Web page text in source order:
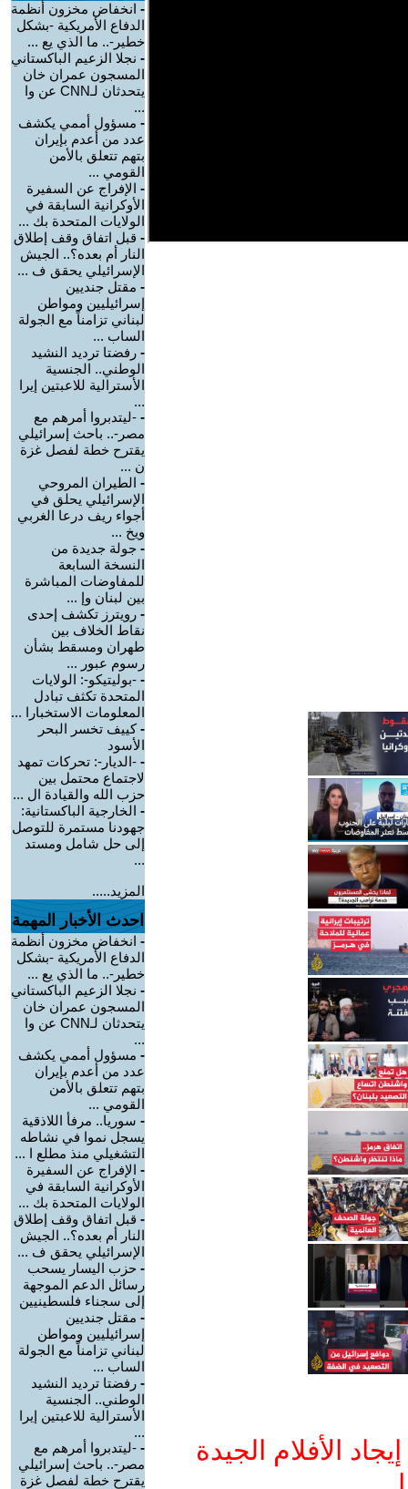
الأفلام الجيدة
- انخفاض مخزون أنظمة
الدفاع الأمريكية -بشكل
خطير-.. ما الذي يع ...
- نجلا الزعيم الباكستاني
المسجون عمران خان
يتحدثان لـCNN عن وا
...
- مسؤول أممي يكشف
عدد من أعدم بإيران
بتهم تتعلق بالأمن
القومي ...
- الإفراج عن السفيرة
الأوكرانية السابقة في
الولايات المتحدة بك ...
- قبل اتفاق وقف إطلاق
النار أم بعده؟.. الجيش
الإسرائيلي يحقق ف ...
- مقتل جنديين
إسرائيليين ومواطن
لبناني تزامناً مع الجولة
الساب ...
- رفضتا ترديد النشيد
الوطني.. الجنسية
الأسترالية للاعبتين إيرا
...
- -ليتدبروا أمرهم مع
مصر-.. باحث إسرائيلي
يقترح خطة لفصل غزة
ن ...
- الطيران المروحي
الإسرائيلي يحلق في
أجواء ريف درعا الغربي
ويخ ...
- جولة جديدة من
النسخة السابعة
للمفاوضات المباشرة
بين لبنان وإ ...
- رويترز تكشف إحدى
نقاط الخلاف بين
طهران ومسقط بشأن
رسوم عبور ...
- -بوليتيكو-: الولايات
المتحدة تكثف تبادل
المعلومات الاستخبارا ...
-كييف تخسر البحر
الأسود
- -الديار-: تحركات تمهد
لاجتماع محتمل بين
حزب الله والقيادة ال ...
- الخارجية الباكستانية:
جهودنا مستمرة للتوصل
إلى حل شامل ومستد
...
المزيد.....
احدث الأخبار المهمة
- انخفاض مخزون أنظمة
الدفاع الأمريكية -بشكل
خطير-.. ما الذي يع ...
- نجلا الزعيم الباكستاني
المسجون عمران خان
يتحدثان لـCNN عن وا
...
- مسؤول أممي يكشف
عدد من أعدم بإيران
بتهم تتعلق بالأمن
القومي ...
- سوريا.. مرفأ اللاذقية
يسجل نموا في نشاطه
التشغيلي منذ مطلع ا ...
- الإفراج عن السفيرة
الأوكرانية السابقة في
الولايات المتحدة بك ...
- قبل اتفاق وقف إطلاق
النار أم بعده؟.. الجيش
الإسرائيلي يحقق ف ...
- حزب اليسار يسحب
رسائل الدعم الموجهة
إلى سجناء فلسطينيين
- مقتل جنديين
إسرائيليين ومواطن
لبناني تزامناً مع الجولة
الساب ...
- رفضتا ترديد النشيد
الوطني.. الجنسية
الأسترالية للاعبتين إيرا
...
- -ليتدبروا أمرهم مع
مصر-.. باحث إسرائيلي
يقترح خطة لفصل غزة